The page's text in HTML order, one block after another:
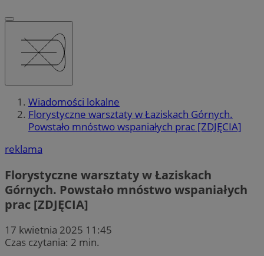
Wiadomości lokalne
Florystyczne warsztaty w Łaziskach Górnych.
Powstało mnóstwo wspaniałych prac [ZDJĘCIA]
reklama
Florystyczne warsztaty w Łaziskach
Górnych. Powstało mnóstwo wspaniałych
prac [ZDJĘCIA]
17 kwietnia 2025 11:45
Czas czytania: 2 min.